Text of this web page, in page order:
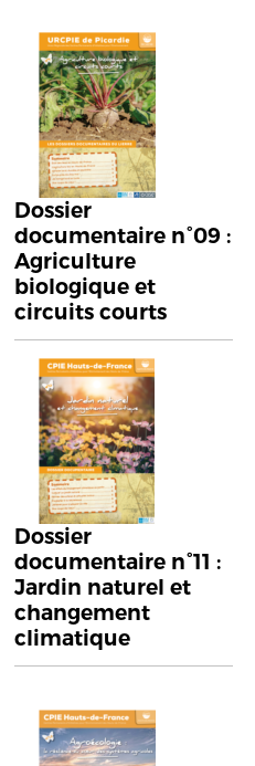
Dossier
documentaire n°09 :
Agriculture
biologique et
circuits courts
Dossier
documentaire n°11 :
Jardin naturel et
changement
climatique